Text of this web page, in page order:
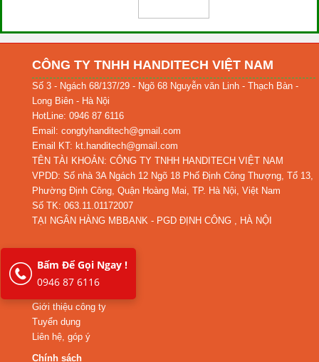
Bấm Để Gọi Ngay !
0946 87 6116
CÔNG TY TNHH HANDITECH VIỆT NAM
Số 3 - Ngách 68/137/29 - Ngõ 68 Nguyễn văn Linh - Thạch Bàn -
Long Biên - Hà Nội
HotLine: 0946 87 6116
Email: congtyhanditech@gmail.com
Email KT: kt.handitech@gmail.com
TÊN TÀI KHOẢN: CÔNG TY TNHH HANDITECH VIỆT NAM
VPDD: Số nhà 3A Ngách 12 Ngõ 18 Phố Định Công Thượng, Tổ 13,
Phường Định Công, Quận Hoàng Mai, TP. Hà Nội, Việt Nam
Số TK: 063.11.01172007
TẠI NGÂN HÀNG MBBANK - PGD ĐỊNH CÔNG , HÀ NỘI
Thông tin công ty
Giới thiệu công ty
Tuyển dụng
Liên hệ, góp ý
Chính sách